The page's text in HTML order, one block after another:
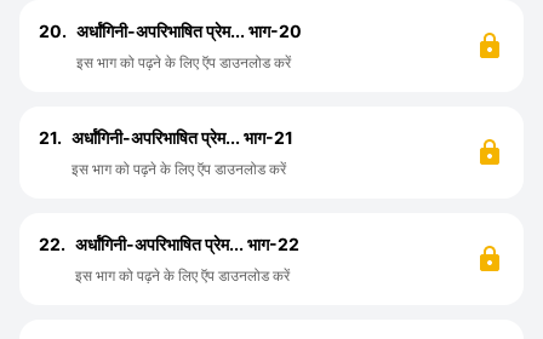
20. अर्धांगिनी-अपरिभाषित प्रेम... भाग-20
इस भाग को पढ़ने के लिए ऍप डाउनलोड करें
21. अर्धांगिनी-अपरिभाषित प्रेम... भाग-21
इस भाग को पढ़ने के लिए ऍप डाउनलोड करें
22. अर्धांगिनी-अपरिभाषित प्रेम... भाग-22
इस भाग को पढ़ने के लिए ऍप डाउनलोड करें